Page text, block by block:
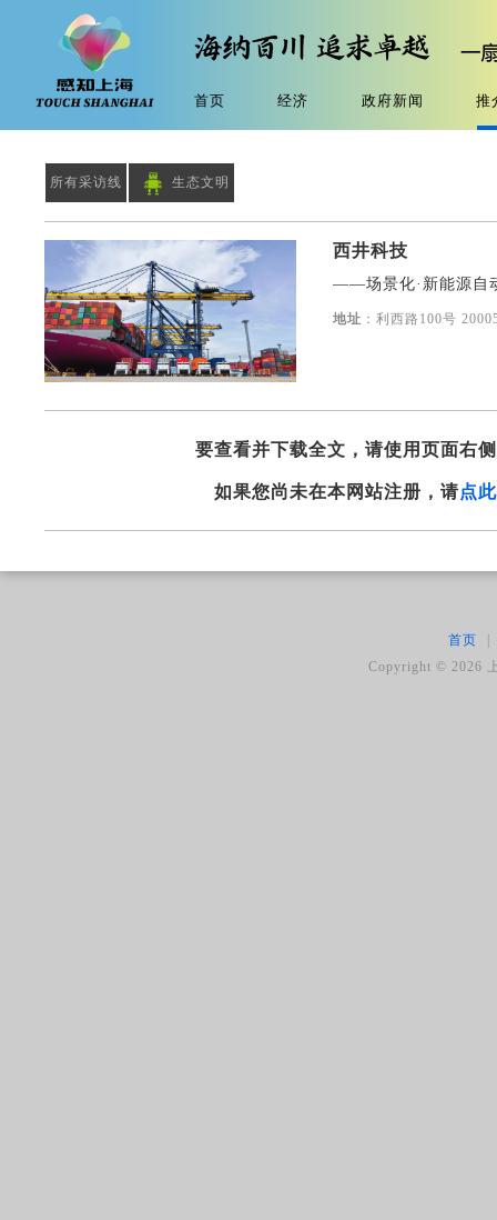
首页 经济 政府新闻 推
所有采访线 生态文明
西井科技
——场景化·新能源自
地址 ：利西路100号
要查看并下载全文，请使用页面右
如果您尚未在本网站注册，请点
首页
Copyright ©2026